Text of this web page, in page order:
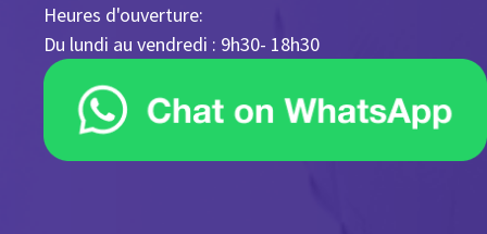
Heures d'ouverture:
Du lundi au vendredi : 9h30- 18h30